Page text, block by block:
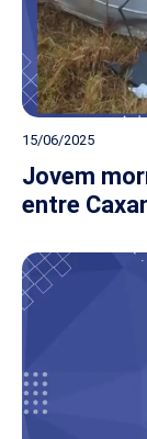
15/06/2025
Jovem
entre